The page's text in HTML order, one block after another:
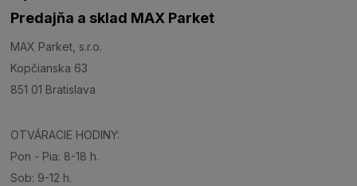
Predajňa a sklad MAX Parket
MAX Parket, s.r.o.
Kopčianska 63
851 01 Bratislava
OTVÁRACIE HODINY:
Pon - Pia: 8-18 h.
Sob: 9-12 h.